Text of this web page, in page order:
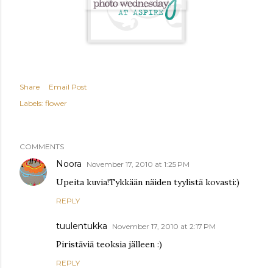
Share
Email Post
Labels: flower
COMMENTS
Noora November 17, 2010 at 1:25 PM
Upeita kuvia!Tykkään näiden tyylistä kovasti:)
REPLY
tuulentukka November 17, 2010 at 2:17 PM
Piristäviä teoksia jälleen :)
REPLY